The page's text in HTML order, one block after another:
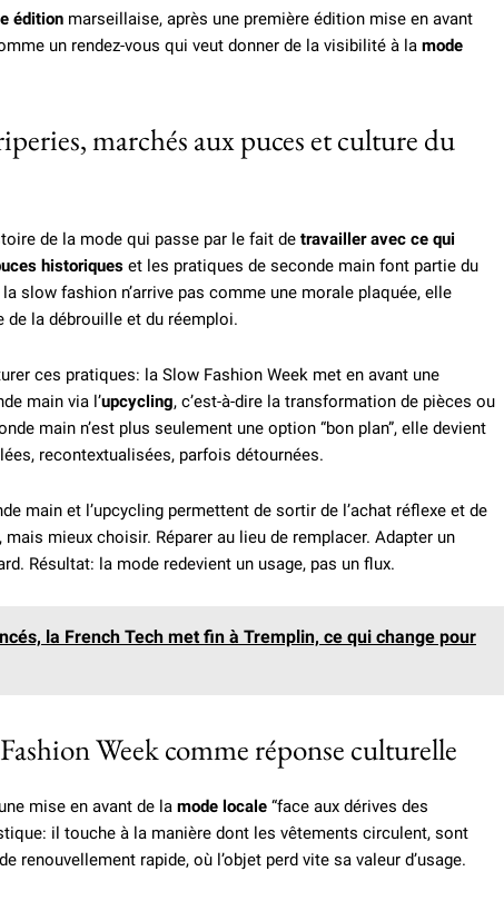
édition marseillaise, après une première édition mise en avant
un rendez-vous qui veut donner de la visibilité à la mode
marchés aux puces et culture du
de la mode qui passe par le fait de travailler avec ce qui
historiques et les pratiques de seconde main font partie du
slow fashion n’arrive pas comme une morale plaquée, elle
de la débrouille et du réemploi.
ces pratiques: la Slow Fashion Week met en avant une
main via l’upcycling, c’est-à-dire la transformation de pièces ou
main n’est plus seulement une option “bon plan”, elle devient
recontextualisées, parfois détournées.
main et l’upcycling permettent de sortir de l’achat réflexe et de
mieux choisir. Réparer au lieu de remplacer. Adapter un
Résultat: la mode redevient un usage, pas un flux.
la French Tech met fin à Tremplin, ce qui change pour
Week comme réponse culturelle
mise en avant de la mode locale “face aux dérives des
il touche à la manière dont les vêtements circulent, sont
renouvellement rapide, où l’objet perd vite sa valeur d’usage.